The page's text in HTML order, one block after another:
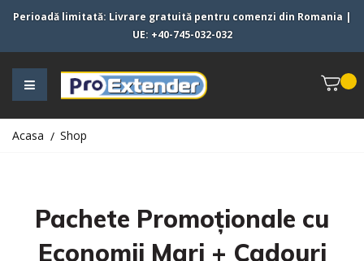
Perioadă limitată: Livrare gratuită pentru comenzi din Romania |
UE: +40-745-032-032
Acasa Shop
Pachete Promoționale cu
Economii Mari + Cadouri